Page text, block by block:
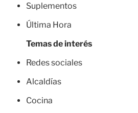
Suplementos
Última Hora
Temas de interés
Redes sociales
Alcaldías
Cocina